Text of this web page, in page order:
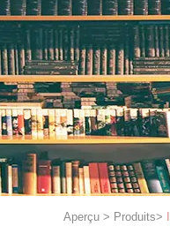
Aperçu > Produits>